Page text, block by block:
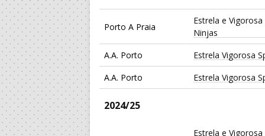
Porto A Praia
Estrela e
Ninjas
A.A. Porto
Estrela Vigorosa
A.A. Porto
Estrela Vigorosa
2024/25
Estrela e